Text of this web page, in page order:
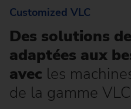
Customized VLC
Des solutions
adaptées aux
avec les
de la gamme VLC